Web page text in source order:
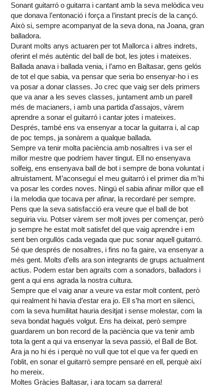
Sonant guitarró o guitarra i cantant amb la seva melòdica veu
que donava l’entonació i força a l’instant precís de la cançó.
Això si, sempre acompanyat de la seva dona, na Joana, gran
balladora.
Durant molts anys actuaren per tot Mallorca i altres indrets,
oferint el més autèntic del ball de bot, les jotes i mateixes.
Ballada anava i ballada venia, i l’amo en Baltasar, gens gelós
de tot el que sabia, va pensar que seria bo ensenyar-ho i es
va posar a donar classes. Jo crec que vaig ser dels primers
que va anar a les seves classes, juntament amb un parell
més de macianers, i amb una partida d’assajos, vàrem
aprendre a sonar el guitarró i cantar jotes i mateixes.
Després, també ens va ensenyar a tocar la guitarra i, al cap
de poc temps, ja sonàrem a qualque ballada.
Sempre va tenir molta paciència amb nosaltres i va ser el
millor mestre que podríem haver tingut. Ell no ensenyava
solfeig, ens ensenyava ball de bot i sempre de bona voluntat i
altruistament. M’aconseguí el meu guitarró i el primer dia m’hi
va posar les cordes noves. Ningú el sabia afinar millor que ell
i la melodia que tocava per afinar, la recordaré per sempre.
Pens que la seva satisfacció era veure que el ball de bot
seguiria viu. Potser vàrem ser molt joves per començar, però
jo sempre he estat molt satisfet del que vaig aprendre i em
sent ben orgullós cada vegada que puc sonar aquell guitarró.
Sé que després de nosaltres, i fins no fa gaire, va ensenyar a
més gent. Molts d’ells ara son integrants de grups actualment
actius. Podem estar ben agraïts com a sonadors, balladors i
gent a qui ens agrada la nostra cultura.
Sempre que el vaig anar a veure va estar molt content, però
qui realment hi havia d’estar era jo. Ell s’ha mort en silenci,
com la seva humilitat hauria desitjat i sense molestar, com la
seva bondat hagués volgut. Ens ha deixat, però sempre
guardarem un bon record de la paciència que va tenir amb
tota la gent a qui va ensenyar la seva passió, el Ball de Bot.
Ara ja no hi és i perquè no vull que tot el que va fer quedi en
l’oblit, en sonar el guitarró sempre pensaré en ell, perquè així
ho mereix.
Moltes Gràcies Baltasar, i ara tocam sa darrera!